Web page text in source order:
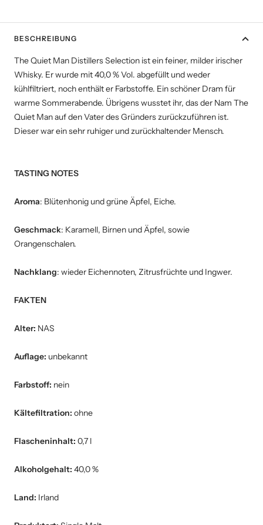
BESCHREIBUNG
The Quiet Man Distillers Selection ist ein feiner, milder irischer
Whisky. Er wurde mit 40,0 % Vol. abgefüllt und weder
kühlfiltriert, noch enthält er Farbstoffe. Ein schöner Dram für
warme Sommerabende. Übrigens wusstet ihr, das der Nam The
Quiet Man auf den Vater des Gründers zurückzuführen ist.
Dieser war ein sehr ruhiger und zurückhaltender Mensch.
TASTING NOTES
Aroma: Blütenhonig und grüne Äpfel, Eiche.
Geschmack: Karamell, Birnen und Äpfel, sowie
Orangenschalen.
Nachklang: wieder Eichennoten, Zitrusfrüchte und Ingwer.
FAKTEN
Alter: NAS
Auflage: unbekannt
Farbstoff: nein
Kältefiltration: ohne
Flascheninhalt: 0,7 l
Alkoholgehalt: 40,0 %
Land: Irland